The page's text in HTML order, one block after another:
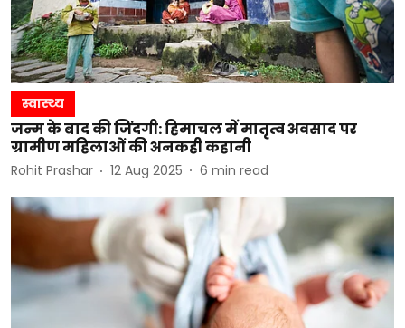
स्वास्थ्य
जन्म के बाद की जिंदगी: हिमाचल में मातृत्व अवसाद पर
ग्रामीण महिलाओं की अनकही कहानी
Rohit Prashar 12 Aug 2025 6 min read